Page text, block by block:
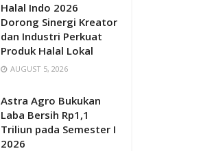
Halal Indo 2026
Dorong Sinergi Kreator
dan Industri Perkuat
Produk Halal Lokal
AUGUST 5, 2026
Astra Agro Bukukan
Laba Bersih Rp1,1
Triliun pada Semester I
2026